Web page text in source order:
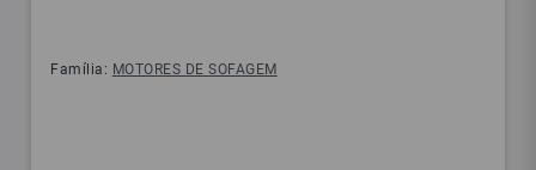
Família: MOTORES DE SOFAGEM